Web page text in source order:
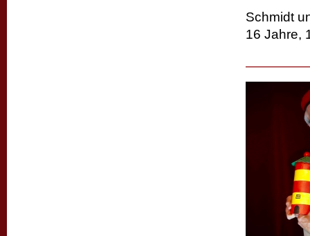
Schmidt
16 Jahre,